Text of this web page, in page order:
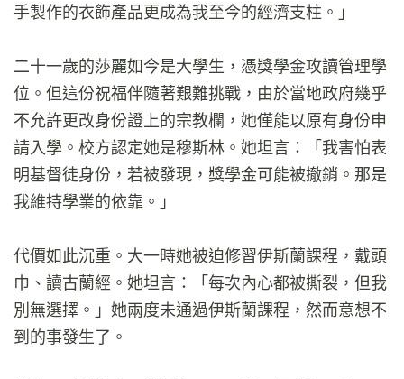
手製作的衣飾產品更成為我至今的經濟支柱。」
二十一歲的莎麗如今是大學生，憑獎學金攻讀管理學
位。但這份祝福伴隨著艱難挑戰，由於當地政府幾乎
不允許更改身份證上的宗教欄，她僅能以原有身份申
請入學。校方認定她是穆斯林。她坦言：「我害怕表
明基督徒身份，若被發現，獎學金可能被撤銷。那是
我維持學業的依靠。」
代價如此沉重。大一時她被迫修習伊斯蘭課程，戴頭
巾、讀古蘭經。她坦言：「每次內心都被撕裂，但我
別無選擇。」她兩度未通過伊斯蘭課程，然而意想不
到的事發生了。